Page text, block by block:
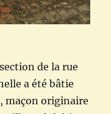
de la rue
a été bâtie
maçon originaire